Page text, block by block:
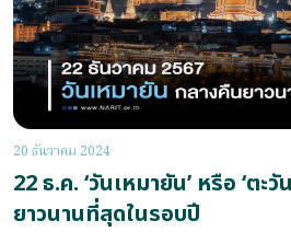
20 ธันวาคม 2024
22 ธ.ค. ‘วันเหมายัน’ หรือ ‘ตะ
ยาวนานที่สุดในรอบปี